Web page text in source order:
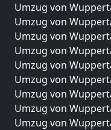
Umzug von
Umzug von
Umzug von
Umzug von
Umzug von
Umzug von
Umzug von
Umzug von
Umzug von